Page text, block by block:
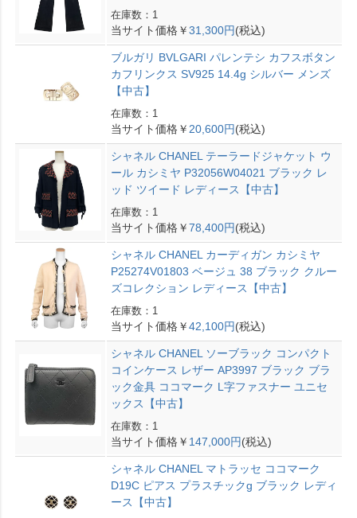
在庫数：1
当サイト価格￥31,300円(税込)
ブルガリ BVLGARI パレンテシ カフスボタン
カフリンクス SV925 14.4g シルバー メンズ
【中古】
在庫数：1
当サイト価格￥ 20,600円(税込)
シャネル CHANEL テーラードジャケット ウ
ール カシミヤ P32056W04021 ブラック レ
ッド ツイード レディース【中古】
在庫数：1
当サイト価格￥78,400円(税込)
シャネル CHANEL カーディガン カシミヤ
P25274V01803 ベージュ 38 ブラック クルー
ズコレクション レディース【中古】
在庫数：1
当サイト価格￥42,100円(税込)
シャネル CHANEL ソーブラック コンパクト
コインケース レザー AP3997 ブラック ブラ
ック金具 ココマーク L字ファスナー ユニセ
ックス【中古】
在庫数：1
当サイト価格￥ 147,000円(税込)
シャネル CHANEL マトラッセ ココマーク
D19C ピアス プラスチックg ブラック レディ
ース【中古】